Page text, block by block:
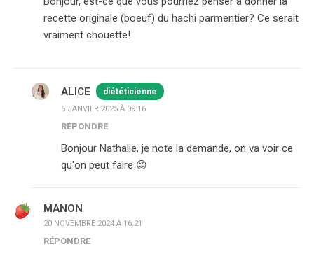
recette originale (boeuf) du hachi parmentier? Ce serait
vraiment chouette!
ALICE diététicienne
6 JANVIER 2025 À 09:16
RÉPONDRE
Bonjour Nathalie, je note la demande, on va voir ce
qu'on peut faire 😉
MANON
20 NOVEMBRE 2024 À 16:21
RÉPONDRE